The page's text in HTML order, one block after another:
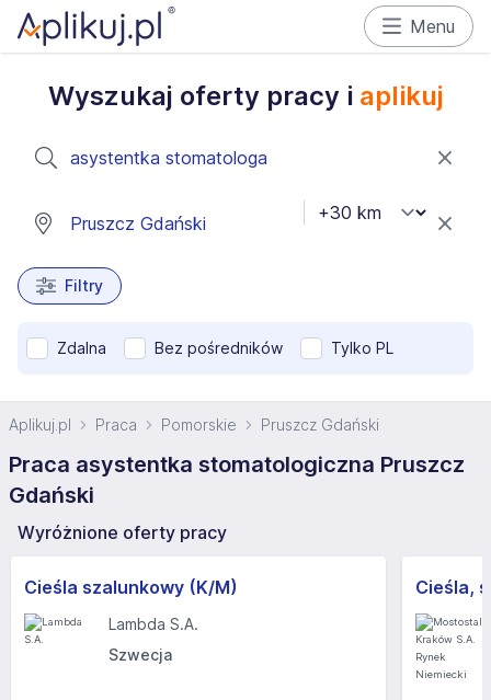
Menu
Wyszukaj oferty pracy i aplikuj
Filtry
Zdalna Bez pośredników Tylko PL
Aplikuj.pl Praca Pomorskie Pruszcz Gdański
Praca asystentka stomatologiczna Pruszcz
Gdański
Wyróżnione oferty pracy
Cieśla szalunkowy (K/M)
Lambda S.A.
Szwecja